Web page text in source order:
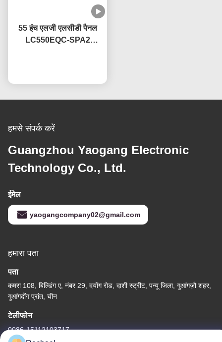
55 इंच एलजी एलसीडी पैनल
LC550EQC-SPA2
हमसे संपर्क करें
Guangzhou Yaogang Electronic
Technology Co., Ltd.
ईमेल
yaogangcompany02@gmail.com
हमारा पता
पता
कमरा 108, बिल्डिंग ए, नंबर 29, दयोंग रोड, दाशी स्ट्रीट, पन्यू जिला, गुआंगज़ौ शहर,
गुआंगदोंग प्रांत, चीन
टेलीफोन
0086-15112103717